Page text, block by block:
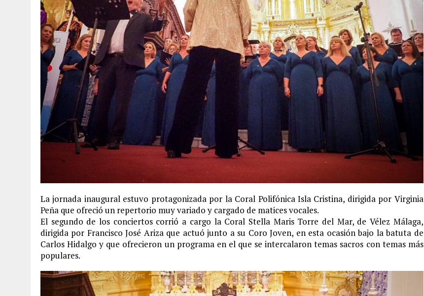
La jornada inaugural estuvo protagonizada por la Coral Polifónica Isla Cristina, dirigida por Virginia
Peña que ofreció un repertorio muy variado y cargado de matices vocales.
El segundo de los conciertos corrió a cargo la Coral Stella Maris Torre del Mar, de Vélez Málaga,
dirigida por Francisco José Ariza que actuó junto a su Coro Joven, en esta ocasión bajo la batuta de
Carlos Hidalgo y que ofrecieron un programa en el que se intercalaron temas sacros con temas más
populares.